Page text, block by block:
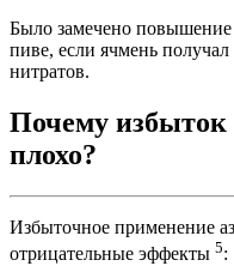
Было замечено
пиве, если ячмень
нитратов.
Почему избыток
плохо?
Избыточное применение
отрицательные эффекты 5: